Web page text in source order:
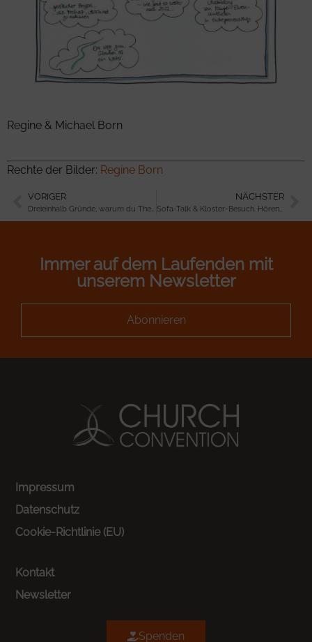
Regine & Michael Born
Rechte der Bilder: Regine Born
VORIGER NÄCHSTER
Sofa-Talk & Kloster-Besuch. Hören & Feiern – Das waren die conventiondays 2018
Immer auf dem Laufenden mit
unserem Newsletter
Abonnieren
Impressum
Datenschutz
Cookie-Richtlinie (EU)
Kontakt
Newsletter
Spenden